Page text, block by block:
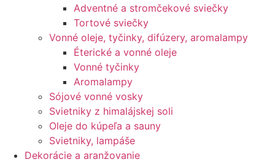
Adventné a stromčekové sviečky
Tortové sviečky
Vonné oleje, tyčinky, difúzery, aromalampy
Éterické a vonné oleje
Vonné tyčinky
Aromalampy
Sójové vonné vosky
Svietniky z himalájskej soli
Oleje do kúpeľa a sauny
Svietniky, lampáše
Dekorácie a aranžovanie